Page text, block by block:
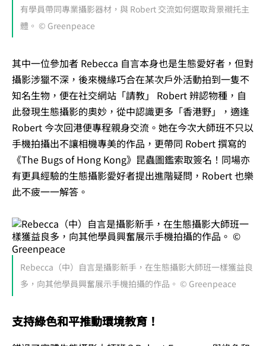
有學員帶同專業攝影器材，與 Robert 交流如何選取背景襯托主
體。 © Greenpeace
其中一位參加者 Rebecca 自言本身也是生態愛好者，但對
攝影涉獵不深，後來機緣巧合在某次戶外活動拍到一隻不
知名生物，便在社交網站「請教」 Robert 辨認物種，自
此發現生態攝影的奧妙，從中認識更多「香港野」，適逢
Robert 今次回港便專程親身交流。她在今次大師班不只以
手機拍攝出不讓相機專美的作品，更帶同 Robert 撰寫的
《The Bugs of Hong Kong》昆蟲圖鑑索取簽名！同場亦
有更具經驗的生態攝影愛好者提出進階疑問，Robert 也樂
此不疲一一解答。
Rebecca（中）自言是攝影新手，在生態攝影大師班一樣獲益良
多，向其他學員興奮展示手機拍攝的作品。 © Greenpeace
支持綠色和平推動環境教育！